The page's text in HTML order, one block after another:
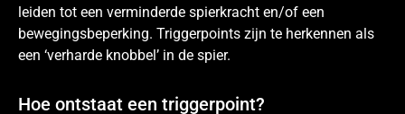
leiden tot een verminderde spierkracht en/of een
bewegingsbeperking. Triggerpoints zijn te herkennen als
een ‘verharde knobbel’ in de spier.
Hoe ontstaat een triggerpoint?